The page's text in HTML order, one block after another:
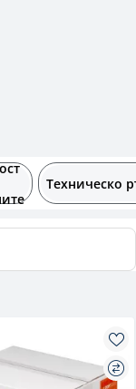
Техническо